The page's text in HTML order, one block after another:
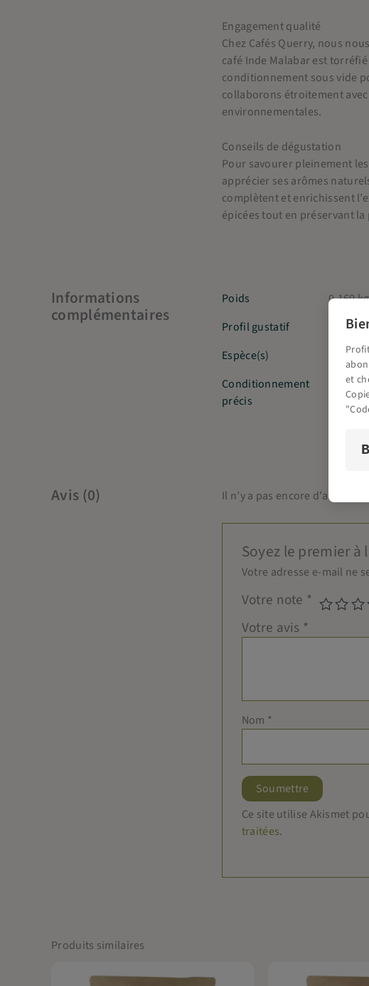
Engagement qualité
Chez Cafés Querry, nous
café Inde Malabar est
conditionnement sous vide
collaborons étroitement
environnementales.
Conseils de dégustation
Pour savourer pleinement
apprécier ses arômes
complètent et enrichissent
épicées tout en préservant
Informations
complémentaires
Poids
0,160 kg
Profil gustatif
Espèce(s)
Arabica
Conditionnement
précis
18
Avis (0) Il n’y a pas encore d’avis.
Soyez le premier à
Votre adresse e-mail ne
Votre note *
Votre avis *
Nom *
Ce site utilise Akismet
traitées.
Produits similaires
et